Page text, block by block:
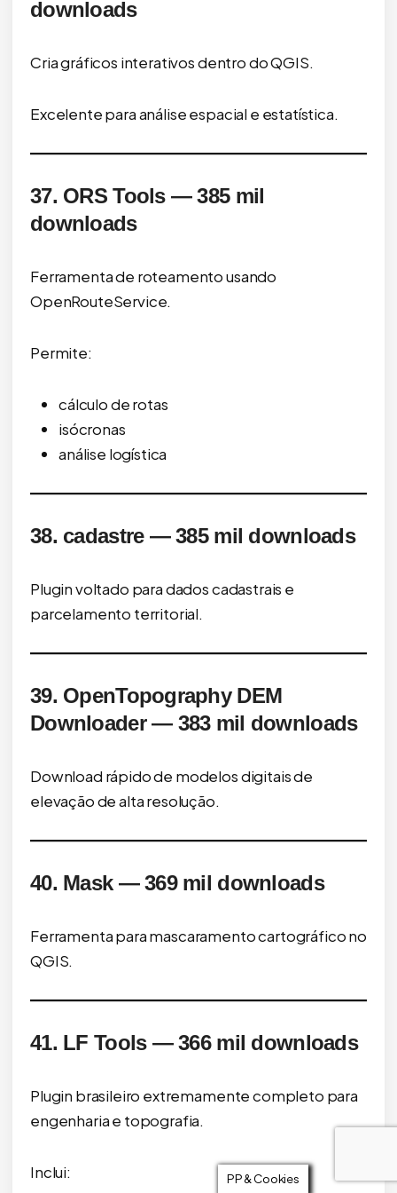
downloads
Cria gráficos interativos dentro do QGIS.
Excelente para análise espacial e estatística.
37. ORS Tools — 385 mil
downloads
Ferramenta de roteamento usando
OpenRouteService.
Permite:
cálculo de rotas
isócronas
análise logística
38. cadastre — 385 mil downloads
Plugin voltado para dados cadastrais e
parcelamento territorial.
39. OpenTopography DEM
Downloader — 383 mil downloads
Download rápido de modelos digitais de
elevação de alta resolução.
40. Mask — 369 mil downloads
Ferramenta para mascaramento cartográfico no
QGIS.
41. LF Tools — 366 mil downloads
Plugin brasileiro extremamente completo para
engenharia e topografia.
Inclui: PP & Cookies